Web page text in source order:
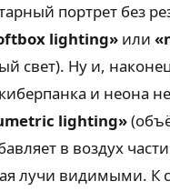
портрет без
lighting» или
свет). Ну и,
и неона
lighting»
в воздух
лучи видимыми. К